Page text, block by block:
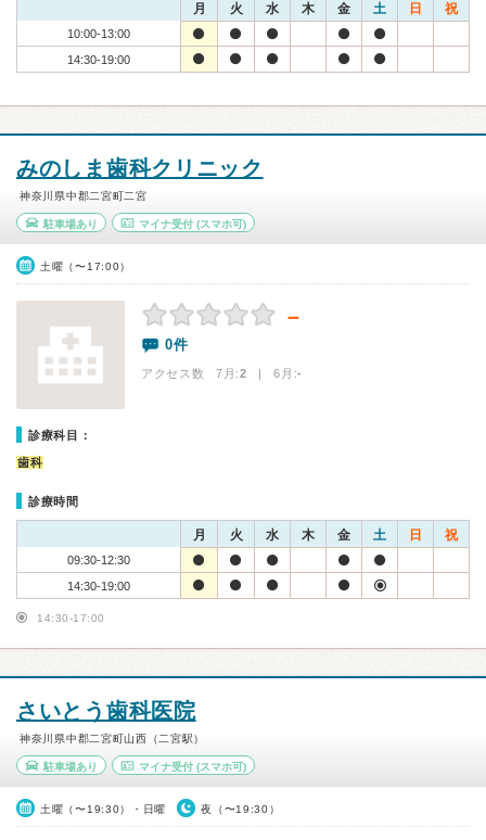
月 火 水 木 金 土 日 祝
10:00-13:00
14:30-19:00
みのしま歯科クリニック
神奈川県中郡二宮町二宮
駐車場あり マイナ受付(スマホ可)
土曜（〜17:00）
－
0件
アクセス数 7月:2 | 6月:-
診療科目：
歯科
診療時間
月 火 水 木 金 土 日 祝
09:30-12:30
14:30-19:00
14:30-17:00
さいとう歯科医院
神奈川県中郡二宮町山西（二宮駅）
駐車場あり マイナ受付(スマホ可)
土曜（〜19:30）・日曜 夜（〜19:30）